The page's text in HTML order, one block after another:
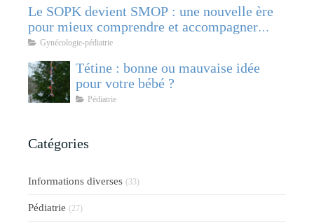
Le SOPK devient SMOP : une nouvelle ère
pour mieux comprendre et accompagner
cette pathologie féminine
Gynécologie-pédiatrie
Tétine : bonne ou mauvaise idée
pour votre bébé ?
Pédiatrie
Catégories
Informations diverses (33)
Pédiatrie (27)